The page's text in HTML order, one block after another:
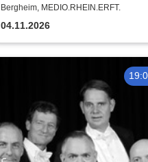
Musik-Comedy-Stand-up-
Show! - (ständig
Bergheim, MEDIO.RHEIN.ERFT.
04.11.2026